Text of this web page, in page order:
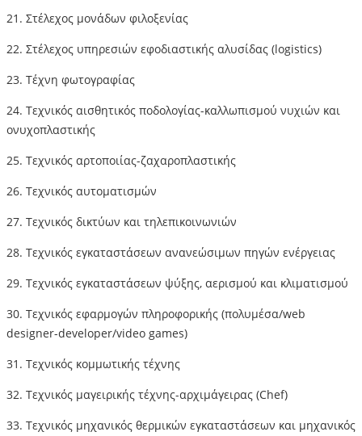
21. Στέλεχος μονάδων φιλοξενίας
22. Στέλεχος υπηρεσιών εφοδιαστικής αλυσίδας (logistics)
23. Τέχνη φωτογραφίας
24. Τεχνικός αισθητικός ποδολογίας-καλλωπισμού νυχιών και
ονυχοπλαστικής
25. Τεχνικός αρτοποιίας-ζαχαροπλαστικής
26. Τεχνικός αυτοματισμών
27. Τεχνικός δικτύων και τηλεπικοινωνιών
28. Τεχνικός εγκαταστάσεων ανανεώσιμων πηγών ενέργειας
29. Τεχνικός εγκαταστάσεων ψύξης, αερισμού και κλιματισμού
30. Τεχνικός εφαρμογών πληροφορικής (πολυμέσα/web
designer-developer/video games)
31. Τεχνικός κομμωτικής τέχνης
32. Τεχνικός μαγειρικής τέχνης-αρχιμάγειρας (Chef)
33. Τεχνικός μηχανικός θερμικών εγκαταστάσεων και μηχανικός